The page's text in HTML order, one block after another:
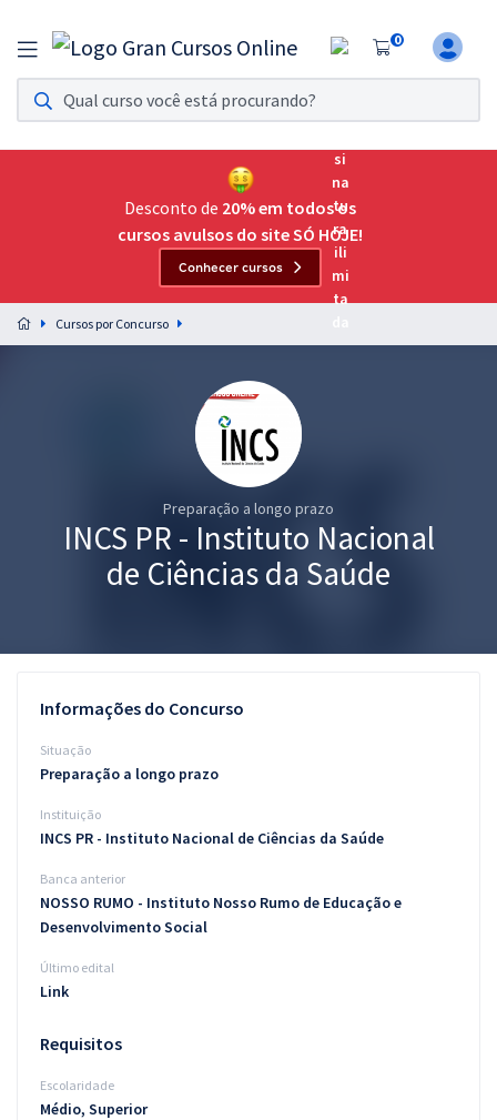
0
Assinatura Ilimitada 11
Acesso a todos os cursos. Teste grátis por 7 dias!
Assinatura OAB Até Passar
Acesso ilimitado a toda preparação para o Exame da
Preparação completa e intensiva para as principais
residências em saúde do Brasil
Conteúdo gratuito
Blog
Atendimento
Desconto de 20% em todos os
cursos avulsos do site SÓ HOJE!
Conhecer cursos
Cursos por Concurso
Preparação a longo prazo
INCS PR - Instituto Nacional
de Ciências da Saúde
Informações do Concurso
Situação
Preparação a longo prazo
Instituição
INCS PR - Instituto Nacional de Ciências da Saúde
Banca anterior
NOSSO RUMO - Instituto Nosso Rumo de Educação e
Desenvolvimento Social
Último edital
Link
Requisitos
Escolaridade
Médio, Superior